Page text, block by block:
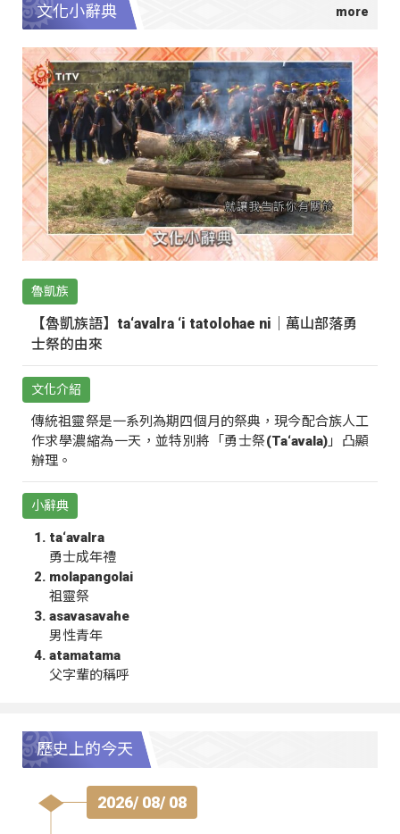
文化小辭典
魯凱族
【魯凱族語】ta‘avalra ‘i tatolohae ni｜萬山部落勇
士祭的由來
文化介紹
傳統祖靈祭是一系列為期四個月的祭典，現今配合族人工
作求學濃縮為一天，並特別將「勇士祭(Ta‘avala)」凸顯
辦理。
小辭典
ta‘avalra
勇士成年禮
molapangolai
祖靈祭
asavasavahe
男性青年
atamatama
父字輩的稱呼
歷史上的今天
2026/ 08/ 08